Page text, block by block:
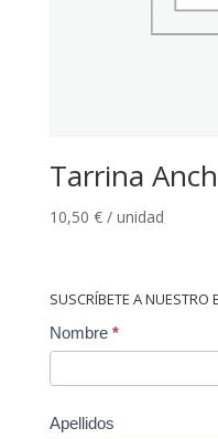
Tarrina
10,50 € / unidad
SUSCRÍBETE A NUESTRO
Contact
Nombre *
Apellidos